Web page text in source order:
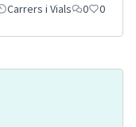
Carrers i Vials 0 0